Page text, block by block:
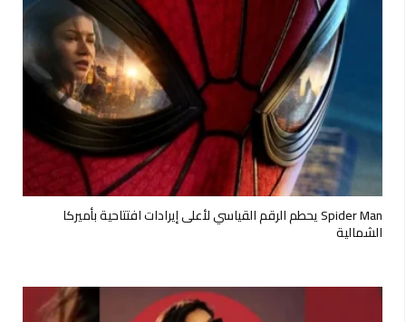
Spider Man يحطم الرقم القياسي لأعلى إيرادات افتتاحية بأميركا
الشمالية